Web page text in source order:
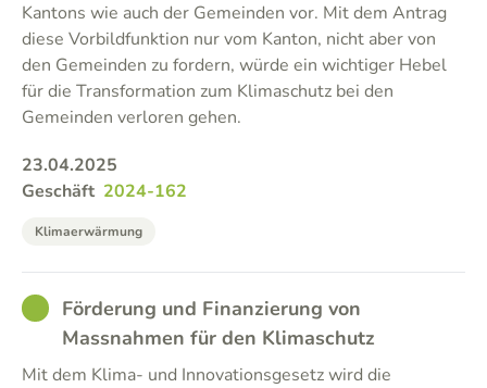
Kantons wie auch der Gemeinden vor. Mit dem Antrag
diese Vorbildfunktion nur vom Kanton, nicht aber von
den Gemeinden zu fordern, würde ein wichtiger Hebel
für die Transformation zum Klimaschutz bei den
Gemeinden verloren gehen.
23.04.2025
Geschäft 2024-162
Klimaerwärmung
GOODFörderung und Finanzierung von
Massnahmen für den Klimaschutz
Mit dem Klima- und Innovationsgesetz wird die